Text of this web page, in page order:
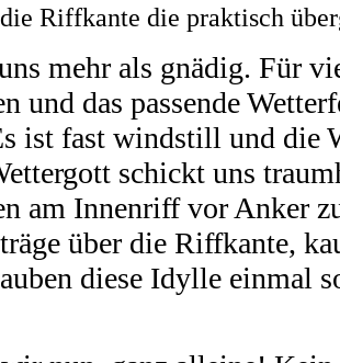
Riffkante die praktisch
mehr als gnädig. Für
und das passende
ist fast windstill und die
schickt uns
am Innenriff vor Anker
über die Riffkante,
diese Idylle einmal